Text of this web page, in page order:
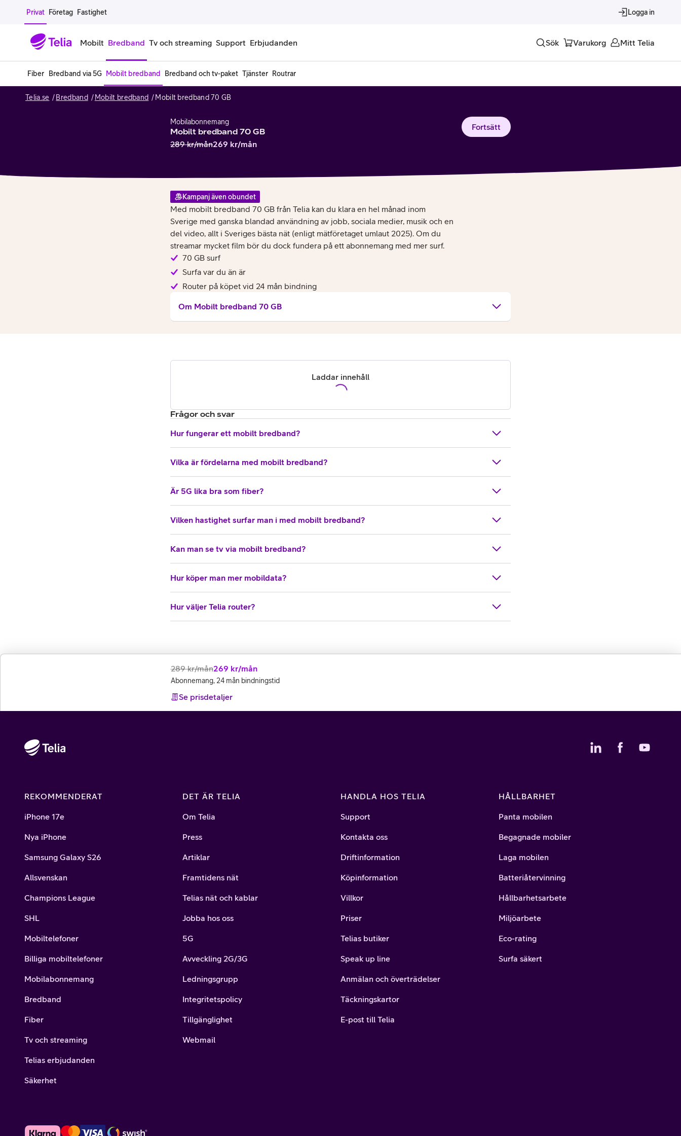
Gå till sidans innehåll
Privat Företag Fastighet Logga in
Mobilt
Alla mobiltelefoner
Familjeabonnemang
Mobilabonnemang för pensionär Registrera kontantkort
4G/5G Surfplattor
Bredband Tv och streaming Support Erbjudanden Sök Varukorg Mitt Telia
Fiber Bredband via 5G Mobilt bredband Bredband och tv-paket Tjänster Routrar
Telia.se Bredband Mobilt bredband Mobilt bredband 70 GB
Mobilabonnemang
Mobilt bredband 70 GB
Fortsätt
289 kr/mån269 kr/mån
Kampanj även obundet
Med mobilt bredband 70 GB från Telia kan du klara en hel månad inom
Sverige med ganska blandad användning av jobb, sociala medier, musik och en
del video, allt i Sveriges bästa nät (enligt mätföretaget umlaut 2025). Om du
streamar mycket film bör du dock fundera på ett abonnemang med mer surf.
70 GB surf
Surfa var du än är
Router på köpet vid 24 mån bindning
Om Mobilt bredband 70 GB
Laddar innehåll
Frågor och svar
Hur fungerar ett mobilt bredband?
Vilka är fördelarna med mobilt bredband?
Är 5G lika bra som fiber?
Vilken hastighet surfar man i med mobilt bredband?
Kan man se tv via mobilt bredband?
Hur köper man mer mobildata?
Hur väljer Telia router?
289 kr/mån269 kr/mån
Abonnemang, 24 mån bindningstid
Se prisdetaljer
REKOMMENDERAT
iPhone 17e
Nya iPhone
Samsung Galaxy S26
Allsvenskan
Champions League
SHL
Mobiltelefoner
Billiga mobiltelefoner
Mobilabonnemang
Bredband
Fiber
Tv och streaming
Telias erbjudanden
Säkerhet
DET ÄR TELIA
Om Telia
Press
Artiklar
Framtidens nät
Telias nät och kablar
Jobba hos oss
5G
Avveckling 2G/3G
Ledningsgrupp
Integritetspolicy
Tillgänglighet
Webmail
HANDLA HOS TELIA
Support
Kontakta oss
Driftinformation
Köpinformation
Villkor
Priser
Telias butiker
Speak up line
Anmälan och överträdelser
Täckningskartor
E-post till Telia
HÅLLBARHET
Panta mobilen
Begagnade mobiler
Laga mobilen
Batteriåtervinning
Hållbarhetsarbete
Miljöarbete
Eco-rating
Surfa säkert